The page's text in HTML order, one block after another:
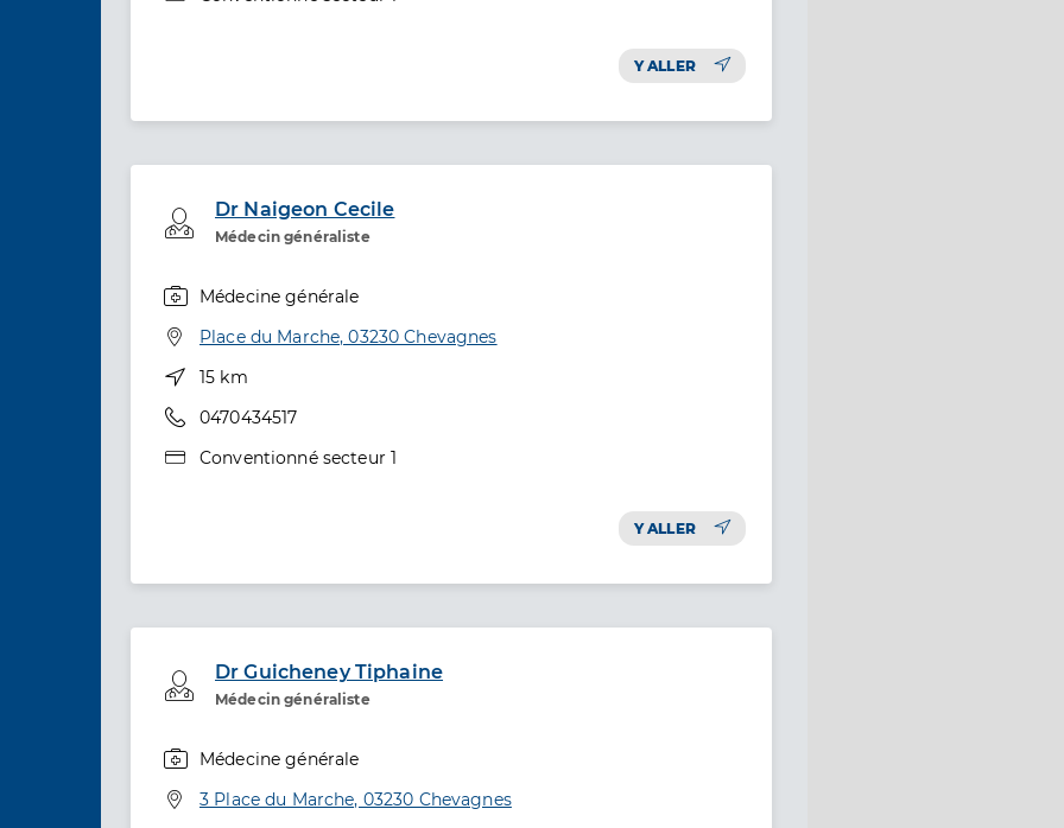
Y ALLER
Dr Naigeon Cecile
Médecin généraliste
Professionel de santé
Médecine générale
Adresse
Place du Marche, 03230 Chevagnes
Distance
15 km
Téléphone
0470434517
Type de convention
Conventionné secteur 1
Y ALLER
Dr Guicheney Tiphaine
Médecin généraliste
Professionel de santé
Médecine générale
Adresse
3 Place du Marche, 03230 Chevagnes